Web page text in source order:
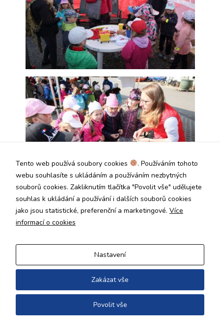
Tento web používá soubory cookies
. Používáním tohoto
webu souhlasíte s ukládáním a používáním nezbytných
souborů cookies. Zakliknutím tlačítka "Povolit vše" udělujete
souhlas k ukládání a používání i dalších souborů cookies
jako jsou statistické, preferenční a marketingové. Více
informací o cookies
Nastavení
Zakázat vše
Povolit vše